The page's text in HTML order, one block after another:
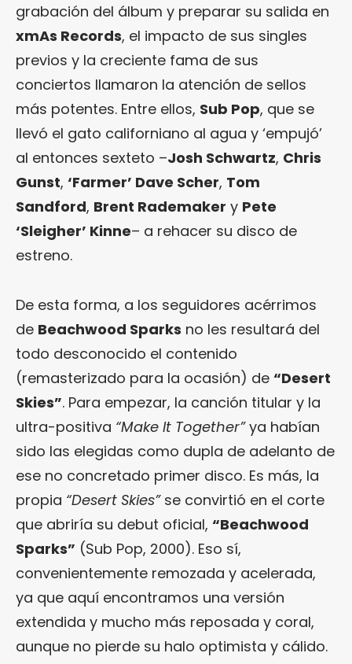
grabación del álbum y preparar su salida en
xmAs Records, el impacto de sus singles
previos y la creciente fama de sus
conciertos llamaron la atención de sellos
más potentes. Entre ellos, Sub Pop, que se
llevó el gato californiano al agua y ‘empujó’
al entonces sexteto –Josh Schwartz, Chris
Gunst, ‘Farmer’ Dave Scher, Tom
Sandford, Brent Rademaker y Pete
‘Sleigher’ Kinne– a rehacer su disco de
estreno.
De esta forma, a los seguidores acérrimos
de Beachwood Sparks no les resultará del
todo desconocido el contenido
(remasterizado para la ocasión) de “Desert
Skies”. Para empezar, la canción titular y la
ultra-positiva “Make It Together”ya habían
sido las elegidas como dupla de adelanto de
ese no concretado primer disco. Es más, la
propia “Desert Skies”se convirtió en el corte
que abriría su debut oficial, “Beachwood
Sparks” (Sub Pop, 2000). Eso sí,
convenientemente remozada y acelerada,
ya que aquí encontramos una versión
extendida y mucho más reposada y coral,
aunque no pierde su halo optimista y cálido.